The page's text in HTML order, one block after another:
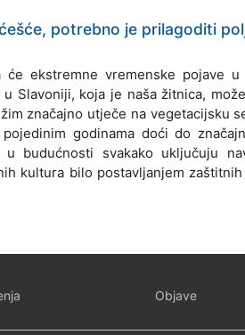
potrebno je prilagoditi
će ekstremne vremenske pojave
Slavoniji, koja je naša žitnica,
značajno utječe na vegetacijsku
godinama doći do
budućnosti svakako uključuju
kultura bilo postavljanjem
Objave